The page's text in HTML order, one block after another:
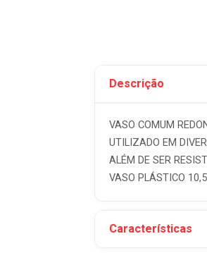
Descrição
VASO COMUM
UTILIZADO EM
ALÉM DE SER
VASO PLÁSTICO
Características